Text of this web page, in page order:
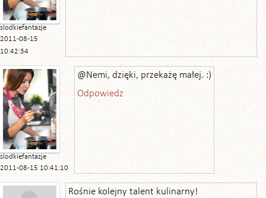
slodkiefantazje
2011-08-15
10:42:34
slodkiefantazje
2011-08-15 10:41:10
@Nemi, dzięki, przekażę małej. :)
Odpowiedz
Rośnie kolejny talent kulinarny!